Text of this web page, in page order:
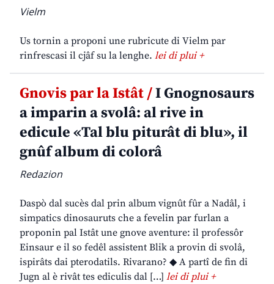
Vielm
Us tornin a proponi une rubricute di Vielm par
rinfrescasi il cjâf su la lenghe. lei di plui +
Gnovis par la Istât /I Gnognosaurs
a imparin a svolâ: al rive in
edicule «Tal blu piturât di blu», il
gnûf album di colorâ
Redazion
Daspò dal sucès dal prin album vignût fûr a Nadâl, i
simpatics dinosauruts che a fevelin par furlan a
proponin pal Istât une gnove aventure: il professôr
Einsaur e il so fedêl assistent Blik a provin di svolâ,
ispirâts dai pterodatils. Rivarano? ◆ A partî de fin di
Jugn al è rivât tes ediculis dal […] lei di plui +